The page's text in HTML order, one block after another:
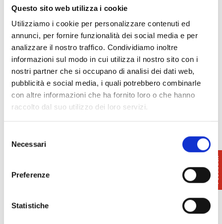
Questo sito web utilizza i cookie
Utilizziamo i cookie per personalizzare contenuti ed
annunci, per fornire funzionalità dei social media e per
analizzare il nostro traffico. Condividiamo inoltre
informazioni sul modo in cui utilizza il nostro sito con i
nostri partner che si occupano di analisi dei dati web,
pubblicità e social media, i quali potrebbero combinarle
con altre informazioni che ha fornito loro o che hanno
raccolto dal suo utilizzo dei loro servizi.
delNecessari
Preferenze
Statistiche
3291866459
Orario di apertura
10:00 – 19:00
venerdì 9:30 – 18:30
ultimo ingresso un’ora prima della chiusura
Tickets
Approfitta dei pacchetti famiglia e acquistali
Ultimo ingresso ore 18:00.